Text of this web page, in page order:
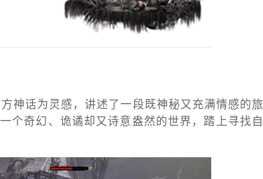
神话为灵感，讲述了一段既神秘又充满情感的旅
个奇幻、诡谲却又诗意盎然的世界，踏上寻找自